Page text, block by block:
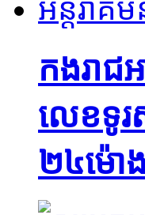
កងរាជ
លេខទូរ
២៤ម៉ោង